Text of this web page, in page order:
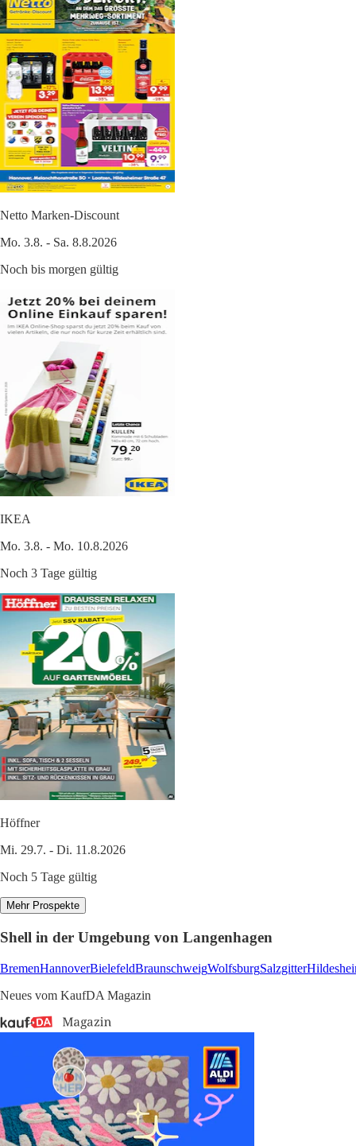
Netto Marken-Discount
Mo. 3.8. - Sa. 8.8.2026
Noch bis morgen gültig
IKEA
Mo. 3.8. - Mo. 10.8.2026
Noch 3 Tage gültig
Höffner
Mi. 29.7. - Di. 11.8.2026
Noch 5 Tage gültig
Mehr Prospekte
Shell in der Umgebung von Langenhagen
BremenHannoverBielefeldBraunschweigWolfsburgSalzgitter
Neues vom KaufDA Magazin